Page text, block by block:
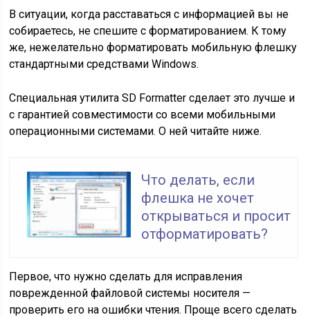
В ситуации, когда расставаться с информацией вы не
собираетесь, не спешите с форматированием. К тому
же, нежелательно форматировать мобильную флешку
стандартными средствами Windows.
Специальная утилита SD Formatter сделает это лучше и
с гарантией совместимости со всеми мобильными
операционными системами. О ней читайте ниже.
Что делать, если
флешка не хочет
открываться и просит
отформатировать?
Первое, что нужно сделать для исправления
поврежденной файловой системы носителя —
проверить его на ошибки чтения. Проще всего сделать